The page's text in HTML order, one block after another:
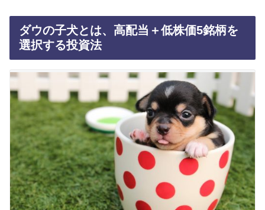
ダウの子犬とは、高配当＋低株価5銘柄を
選択する投資法